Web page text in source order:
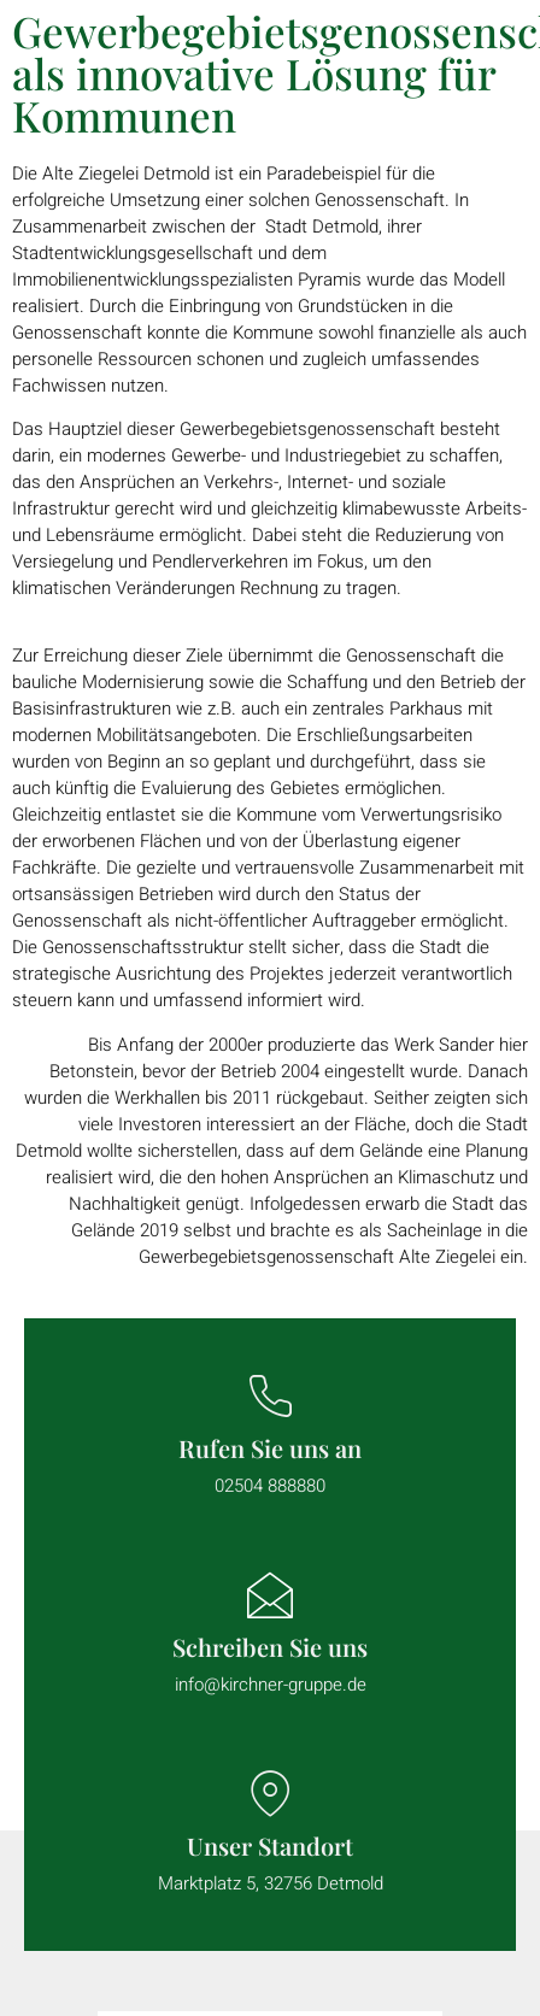
als innovative Lösung für
Kommunen
Die Alte Ziegelei Detmold ist ein Paradebeispiel für die
erfolgreiche Umsetzung einer solchen Genossenschaft. In
Zusammenarbeit zwischen der Stadt Detmold, ihrer
Stadtentwicklungsgesellschaft und dem
Immobilienentwicklungsspezialisten Pyramis wurde das Modell
realisiert. Durch die Einbringung von Grundstücken in die
Genossenschaft konnte die Kommune sowohl finanzielle als auch
personelle Ressourcen schonen und zugleich umfassendes
Fachwissen nutzen.
Das Hauptziel dieser Gewerbegebietsgenossenschaft besteht
darin, ein modernes Gewerbe- und Industriegebiet zu schaffen,
das den Ansprüchen an Verkehrs-, Internet- und soziale
Infrastruktur gerecht wird und gleichzeitig klimabewusste Arbeits-
und Lebensräume ermöglicht. Dabei steht die Reduzierung von
Versiegelung und Pendlerverkehren im Fokus, um den
klimatischen Veränderungen Rechnung zu tragen.
Zur Erreichung dieser Ziele übernimmt die Genossenschaft die
bauliche Modernisierung sowie die Schaffung und den Betrieb der
Basisinfrastrukturen wie z.B. auch ein zentrales Parkhaus mit
modernen Mobilitätsangeboten. Die Erschließungsarbeiten
wurden von Beginnan so geplant und durchgeführt, dass sie
auch künftig die Evaluierung des Gebietes ermöglichen.
Gleichzeitig entlastet sie die Kommune vom Verwertungsrisiko
der erworbenen Flächen und von der Überlastung eigener
Fachkräfte. Die gezielte und vertrauensvolle Zusammenarbeit mit
ortsansässigen Betrieben wird durch den Status der
Genossenschaft als nicht-öffentlicher Auftraggeber ermöglicht.
Die Genossenschaftsstruktur stellt sicher, dass die Stadt die
strategische Ausrichtung des Projektes jederzeit verantwortlich
steuern kann und umfassend informiert wird.
Bis Anfang der 2000er produzierte das Werk Sander hier
Betonstein, bevor der Betrieb 2004 eingestellt wurde. Danach
wurden die Werkhallen bis 2011 rückgebaut. Seither zeigten sich
viele Investoren interessiert an der Fläche, doch die Stadt
Detmold wollte sicherstellen, dass auf dem Gelände eine Planung
realisiert wird, die den hohen Ansprüchen an Klimaschutz und
Nachhaltigkeit genügt. Infolgedessen erwarb die Stadt das
Gelände 2019 selbst und brachte es als Sacheinlage in die
Gewerbegebietsgenossenschaft Alte Ziegelei ein.
Rufen Sie uns an
02504 888880
Schreiben Sie uns
info@kirchner-gruppe.de
Unser Standort
Marktplatz 5, 32756 Detmold